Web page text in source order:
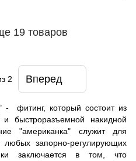
19 товаров
2 Вперед
- фитинг, который состоит из
быстроразъемной накидной
"американка" служит для
любых запорно-регулирующих
заключается в том, что